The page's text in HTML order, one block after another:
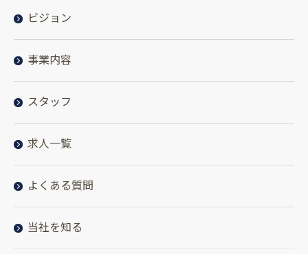
ビジョン
事業内容
スタッフ
求人一覧
よくある質問
当社を知る